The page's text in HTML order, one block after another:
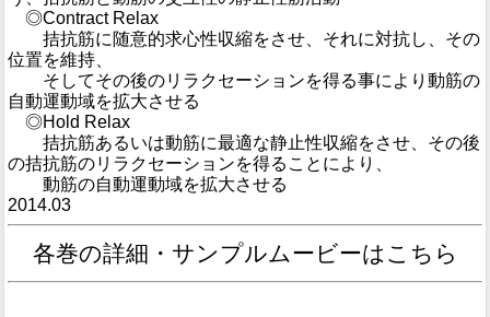
◎Contract Relax
拮抗筋に随意的求心性収縮をさせ、それに対抗し、その
位置を維持、
そしてその後のリラクセーションを得る事により動筋の
自動運動域を拡大させる
◎Hold Relax
拮抗筋あるいは動筋に最適な静止性収縮をさせ、その後
の拮抗筋のリラクセーションを得ることにより、
動筋の自動運動域を拡大させる
2014.03
各巻の詳細・サンプルムービーはこちら